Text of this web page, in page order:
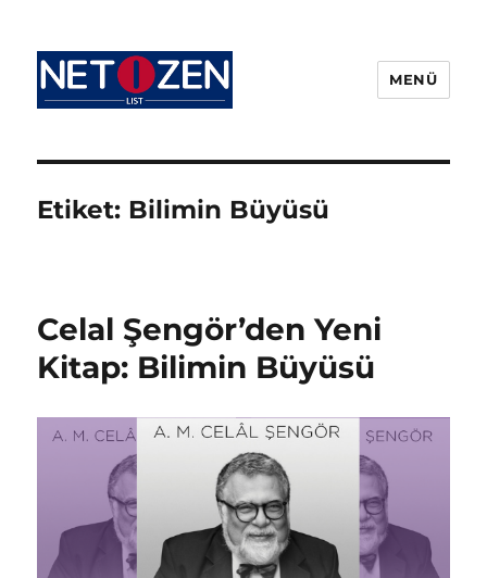
MENÜ
Etiket: Bilimin Büyüsü
Celal Şengör’den Yeni
Kitap: Bilimin Büyüsü